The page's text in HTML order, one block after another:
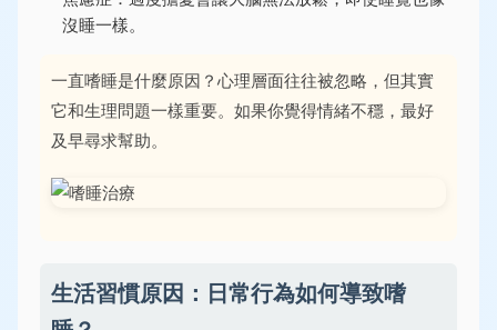
沒睡一樣。
一直嗜睡是什麼原因？心理層面往往被忽略，但其實
它和生理問題一樣重要。如果你覺得情緒不穩，最好
及早尋求幫助。
生活習慣原因：日常行為如何導致嗜